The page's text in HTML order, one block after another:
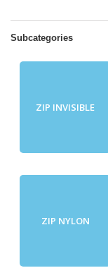
Subcategories
ZIP INVISIBLE
ZIP NYLON